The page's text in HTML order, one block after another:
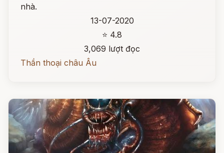
nhà.
13-07-2020
⭐ 4.8
3,069 lượt đọc
Thần thoại châu Âu